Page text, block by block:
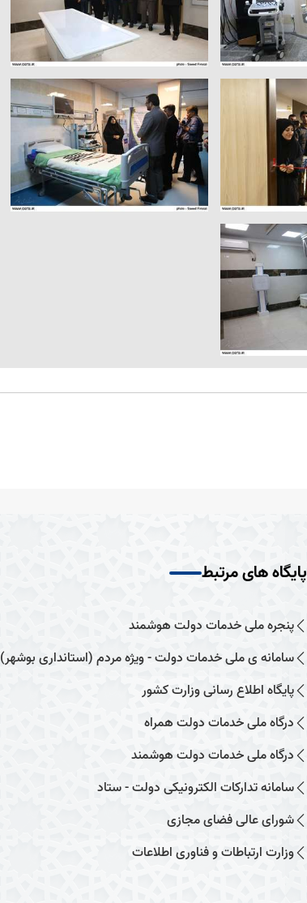
پایگاه های مرتبط
پنجره ملی خدمات دولت هوشمند
سامانه ی ملی خدمات دولت - ویژه مردم (استانداری بوشهر)
پایگاه اطلاع رسانی وزارت کشور
درگاه ملی خدمات دولت همراه
درگاه ملی خدمات دولت هوشمند
سامانه تدارکات الکترونیکی دولت - ستاد
شورای عالی فضای مجازی
وزارت ارتباطات و فناوری اطلاعات